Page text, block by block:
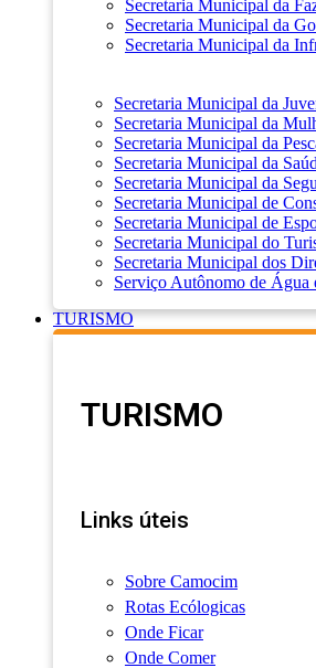
Secretaria Municipal da
Secretaria Municipal da
Secretaria Municipal da
Secretaria Municipal da
Secretaria Municipal da
Secretaria Municipal da
Secretaria Municipal da
Secretaria Municipal da
Secretaria Municipal de
Secretaria Municipal de
Secretaria Municipal do
Secretaria Municipal dos
Serviço Autônomo de Água
TURISMO
TURISMO
Links úteis
Sobre Camocim
Rotas Ecólogicas
Onde Ficar
Onde Comer